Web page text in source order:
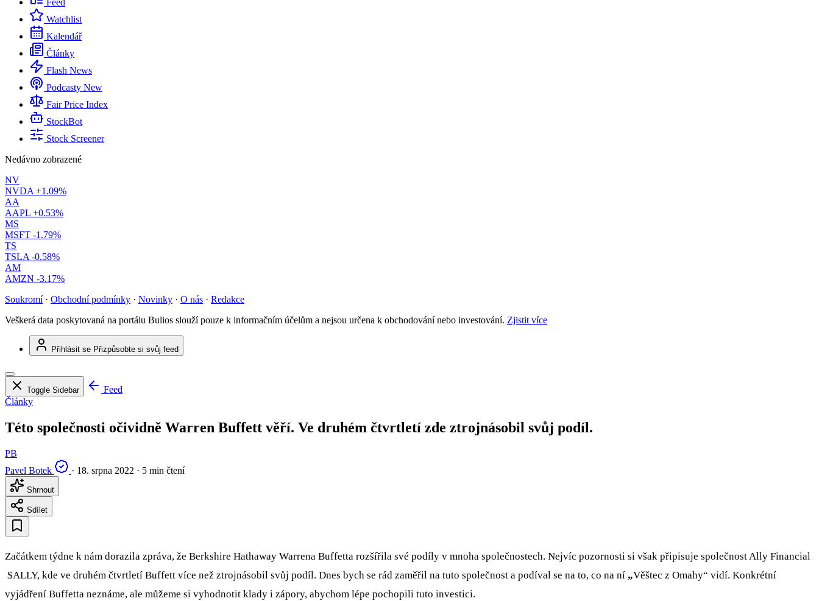
Feed
Watchlist
Kalendář
Články
Flash News
Podcasty New
Fair Price Index
StockBot
Stock Screener
Nedávno zobrazené
NV
NVDA +1.09%
AA
AAPL +0.53%
MS
MSFT -1.79%
TS
TSLA -0.58%
AM
AMZN -3.17%
Soukromí · Obchodní podmínky · Novinky · O nás · Redakce
Veškerá data poskytovaná na portálu Bulios slouží pouze k informačním účelům a nejsou určena k obchodování nebo investování. Zjistit více
Přihlásit se Přizpůsobte si svůj feed
Toggle Sidebar
Feed
Články
Této společnosti očividně Warren Buffett věří. Ve druhém čtvrtletí zde ztrojnásobil svůj podíl.
PB
Pavel Botek
· 18. srpna 2022 · 5 min čtení
Shrnout
Sdílet
Začátkem týdne k nám dorazila zpráva, že Berkshire Hathaway Warrena Buffetta rozšířila své podíly v mnoha společnostech. Nejvíc pozornosti si však připisuje společnost Ally Financial
$ALLY, kde ve druhém čtvrtletí Buffett více než ztrojnásobil svůj podíl. Dnes bych se rád zaměřil na tuto společnost a podíval se na to, co na ní „Věštec z Omahy“ vidí. Konkrétní
vyjádření Buffetta neznáme, ale můžeme si vyhodnotit klady i zápory, abychom lépe pochopili tuto investici.